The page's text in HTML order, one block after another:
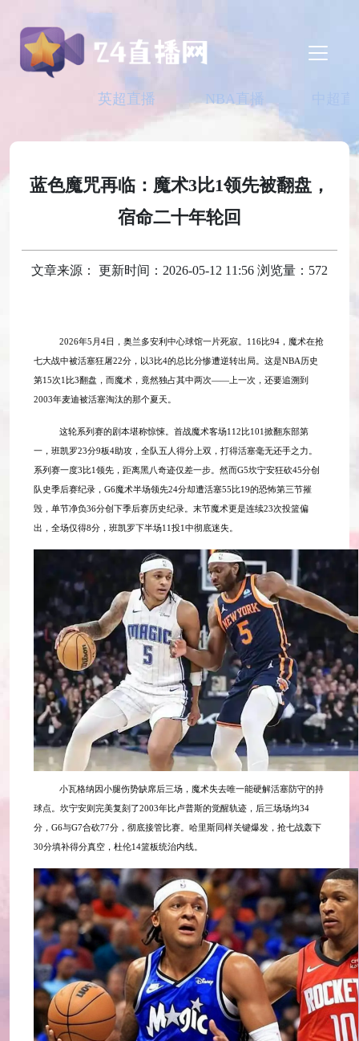
英超直播 NBA直播
蓝色魔咒再临：魔术3比1领先被翻盘，
宿命二十年轮回
文章来源： 更新时间：2026-05-12 11:56 浏览量：572
2026年5月4日，奥兰多安利中心球馆一片死寂。116比94，魔术在抢
七大战中被活塞狂屠22分，以3比4的总比分惨遭逆转出局。这是NBA历史
第15次1比3翻盘，而魔术，竟然独占其中两次——上一次，还要追溯到
2003年麦迪被活塞淘汰的那个夏天。
这轮系列赛的剧本堪称惊悚。首战魔术客场112比101掀翻东部第
一，班凯罗23分9板4助攻，全队五人得分上双，打得活塞毫无还手之力。
系列赛一度3比1领先，距离黑八奇迹仅差一步。然而G5坎宁安狂砍45分创
队史季后赛纪录，G6魔术半场领先24分却遭活塞55比19的恐怖第三节摧
毁，单节净负36分创下季后赛历史纪录。末节魔术更是连续23次投篮偏
出，全场仅得8分，班凯罗下半场11投1中彻底迷失。
小瓦格纳因小腿伤势缺席后三场，魔术失去唯一能硬解活塞防守的持
球点。坎宁安则完美复刻了2003年比卢普斯的觉醒轨迹，后三场场均34
分，G6与G7合砍77分，彻底接管比赛。哈里斯同样关键爆发，抢七战轰下
30分填补得分真空，杜伦14篮板统治内线。